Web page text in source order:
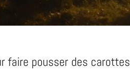
faire pousser des carottes